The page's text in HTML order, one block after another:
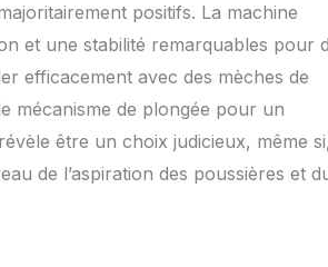
positifs. La machine
et une stabilité remarquables pour
efficacement avec des mèches de
mécanisme de plongée pour un
être un choix judicieux, même si,
de l’aspiration des poussières et